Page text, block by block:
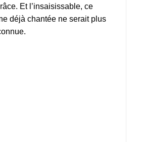
Et l’insaisissable, ce
déjà chantée ne serait plus